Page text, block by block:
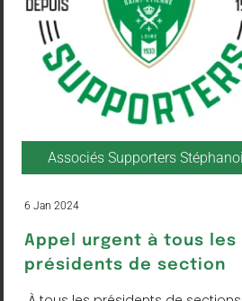
Associés Supporters
6 Jan 2024
Appel urgent à tous les
présidents de section